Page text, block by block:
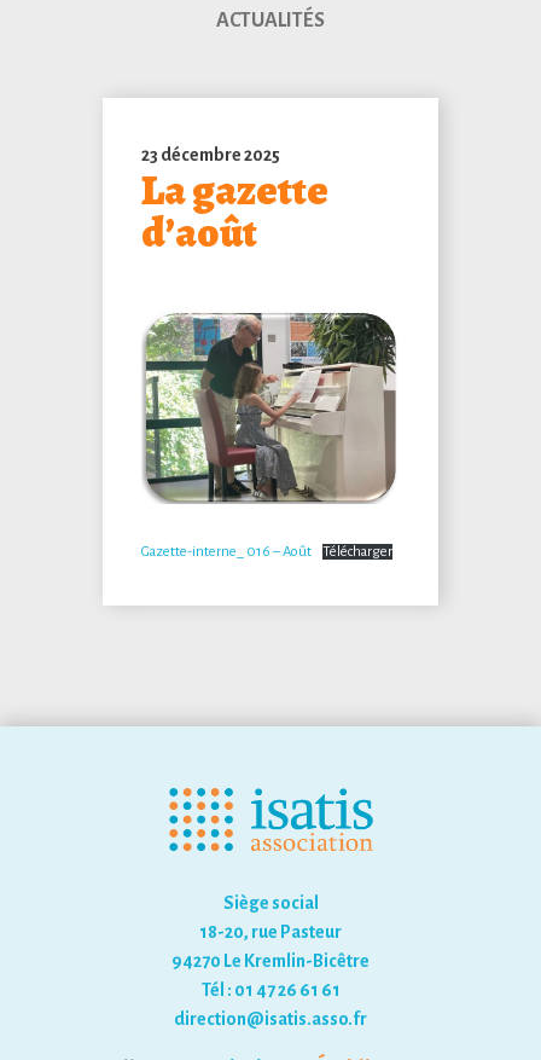
ACTUALITÉS
23 décembre 2025
La gazette
d’août
Gazette-interne_ 016 – Août Télécharger
Siège social
18-20, rue Pasteur
94270 Le Kremlin-Bicêtre
Tél : 01 47 26 61 61
direction@isatis.asso.fr